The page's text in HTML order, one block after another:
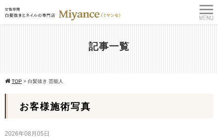
記事一覧
TOP > 白髪抜き 芸能人
お客様施術写真
2026年08月05日